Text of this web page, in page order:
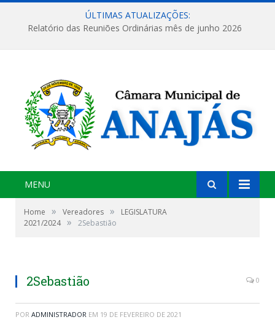
ÚLTIMAS ATUALIZAÇÕES:
Relatório das Reuniões Ordinárias mês de junho 2026
MENU
Home » Vereadores »
LEGISLATURA
2021/2024 » 2Sebastião
2Sebastião 0
POR ADMINISTRADOR EM 19 DE FEVEREIRO DE 2021